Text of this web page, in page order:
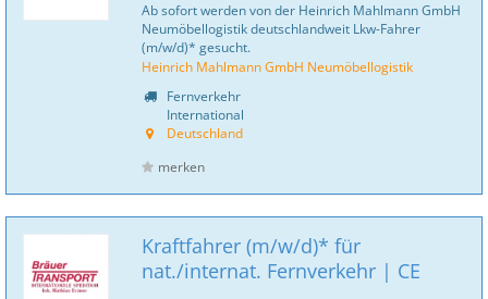
Ab sofort werden von der Heinrich Mahlmann GmbH
Neumöbellogistik deutschlandweit Lkw-Fahrer
(m/w/d)* gesucht.
Heinrich Mahlmann GmbH Neumöbellogistik
Fernverkehr
International
Deutschland
merken
Kraftfahrer (m/w/d)* für
nat./internat. Fernverkehr | CE